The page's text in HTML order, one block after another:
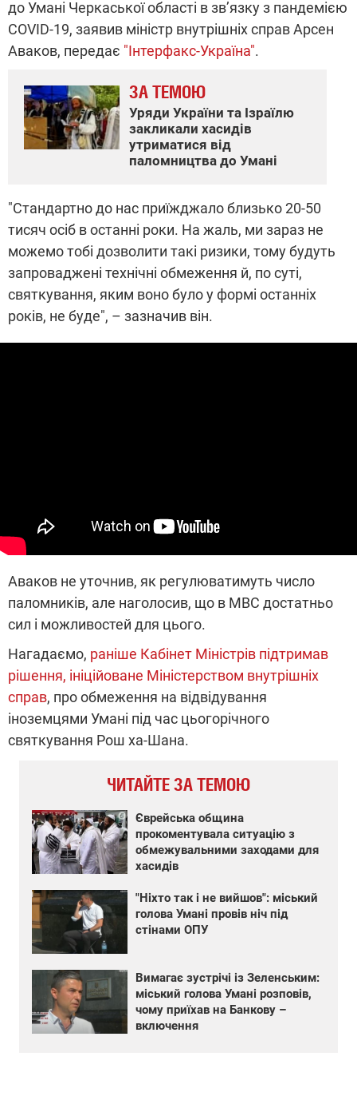
до Умані Черкаської області в зв’язку з пандемією
COVID-19, заявив міністр внутрішніх справ Арсен
Аваков, передає "Інтерфакс-Україна".
ЗА ТЕМОЮ
Уряди України та Ізраїлю
закликали хасидів
утриматися від
паломництва до Умані
"Стандартно до нас приїжджало близько 20-50
тисяч осіб в останні роки. На жаль, ми зараз не
можемо тобі дозволити такі ризики, тому будуть
запроваджені технічні обмеження й, по суті,
святкування, яким воно було у формі останніх
років, не буде", – зазначив він.
Аваков не уточнив, як регулюватимуть число
паломників, але наголосив, що в МВС достатньо
сил і можливостей для цього.
Нагадаємо, раніше Кабінет Міністрів підтримав
рішення, ініційоване Міністерством внутрішніх
справ, про обмеження на відвідування
іноземцями Умані під час цьогорічного
святкування Рош ха-Шана.
ЧИТАЙТЕ ЗА ТЕМОЮ
Єврейська община
прокоментувала ситуацію з
обмежувальними заходами для
хасидів
"Ніхто так і не вийшов": міський
голова Умані провів ніч під
стінами ОПУ
Вимагає зустрічі із Зеленським:
міський голова Умані розповів,
чому приїхав на Банкову –
включення